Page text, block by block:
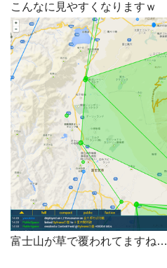
こんなに見やすくなりますｗ
富士山が草で覆われてますね…